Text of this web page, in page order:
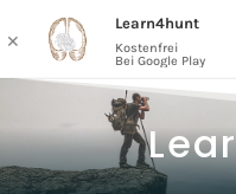
✕
Learn4hunt
Kostenfrei
Bei Google Play